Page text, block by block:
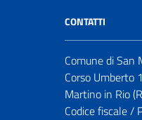
CONTATTI
Comune di San
Corso Umberto
Martino in Rio
Codice fiscale /